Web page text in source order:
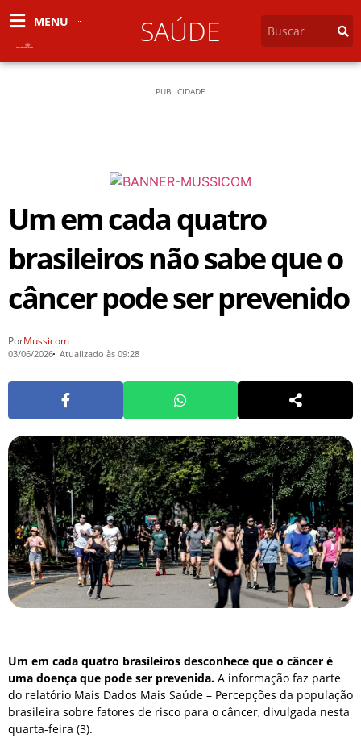
MENU SAÚDE
PUBLICIDADE
Um em cada quatro
brasileiros não sabe que o
câncer pode ser prevenido
PorMussicom
03/06/2026 Atualizado às 09:28
Um em cada quatro brasileiros desconhece que o câncer é
uma doença que pode ser prevenida. A informação faz parte
do relatório Mais Dados Mais Saúde – Percepções da população
brasileira sobre fatores de risco para o câncer, divulgada nesta
quarta-feira (3).